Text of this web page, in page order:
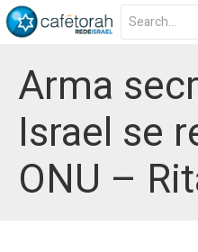
Arma
Israel se
ONU –